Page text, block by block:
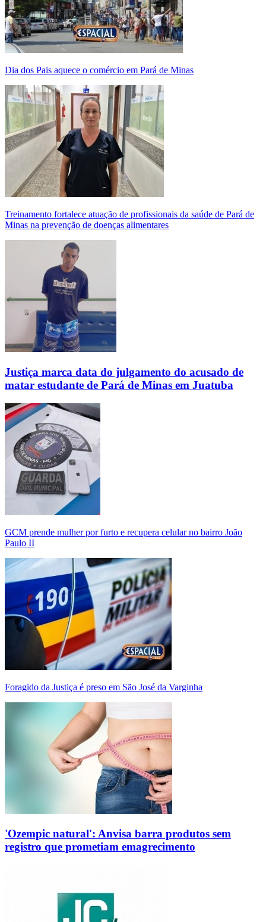
Dia dos Pais aquece o comércio em Pará de Minas
Treinamento fortalece atuação de profissionais da saúde de Pará de
Minas na prevenção de doenças alimentares
Justiça marca data do julgamento do acusado de
matar estudante de Pará de Minas em Juatuba
GCM prende mulher por furto e recupera celular no bairro João
Paulo II
Foragido da Justiça é preso em São José da Varginha
'Ozempic natural': Anvisa barra produtos sem
registro que prometiam emagrecimento